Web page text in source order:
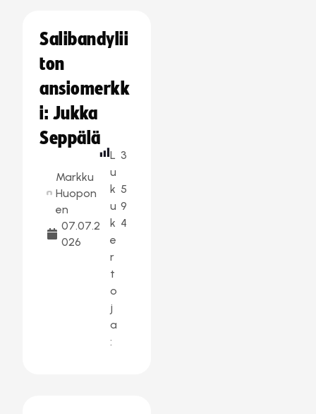
Salibandylii
ton
ansiomerkk
i: Jukka
Seppälä
Markku
Huopon
en
07.07.2
026
L
u
k
u
k
e
r
t
o
j
a
:
3
5
9
4